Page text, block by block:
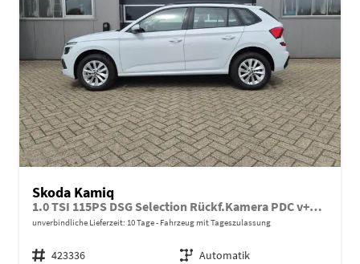
Skoda Kamiq
1.0 TSI 115PS DSG Selection Rückf.Kamera PDC v+h Sitzheizung Klimaautomatik Skoda-Radio Apple CarPlay + Android Auto Tempomat Garantieverlängerung 16"LM
unverbindliche Lieferzeit: 10 Tage Fahrzeug mit Tageszulassung
Fahrzeugnr. 423336 Getriebe Automatik